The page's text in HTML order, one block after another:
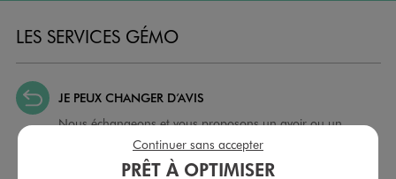
LES SERVICES GÉMO
JE PEUX CHANGER D’AVIS
Nous échangeons et vous proposons un avoir ou un
remboursement pour tout article non porté, non retouché,
sous 30 jours, sur simple présentation du ticket de caisse,
dans tous les magasins GÉMO.
PRÊT À OPTIMISER
Continuer sans accepter